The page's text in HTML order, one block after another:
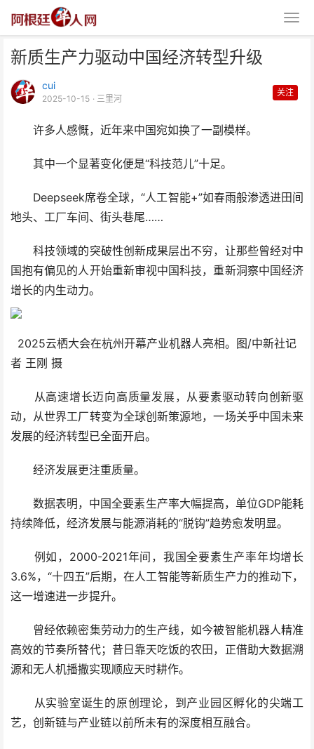
新质生产力驱动中国经济转型升级
cui
2025-10-15 · 三里河
关注
许多人感慨，近年来中国宛如换了一副模样。
其中一个显著变化便是“科技范儿”十足。
Deepseek席卷全球，“人工智能+”如春雨般渗透进田间
地头、工厂车间、街头巷尾……
科技领域的突破性创新成果层出不穷，让那些曾经对中
国抱有偏见的人开始重新审视中国科技，重新洞察中国经济
增长的内生动力。
2025云栖大会在杭州开幕产业机器人亮相。图/中新社记
者 王刚 摄
从高速增长迈向高质量发展，从要素驱动转向创新驱
动，从世界工厂转变为全球创新策源地，一场关乎中国未来
发展的经济转型已全面开启。
经济发展更注重质量。
数据表明，中国全要素生产率大幅提高，单位GDP能耗
持续降低，经济发展与能源消耗的“脱钩”趋势愈发明显。
例如，2000-2021年间，我国全要素生产率年均增长
3.6%，“十四五”后期，在人工智能等新质生产力的推动下，
这一增速进一步提升。
曾经依赖密集劳动力的生产线，如今被智能机器人精准
高效的节奏所替代；昔日靠天吃饭的农田，正借助大数据溯
源和无人机播撒实现顺应天时耕作。
从实验室诞生的原创理论，到产业园区孵化的尖端工
艺，创新链与产业链以前所未有的深度相互融合。
新质生产力驱动中国经济转型升级